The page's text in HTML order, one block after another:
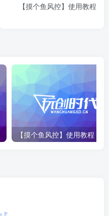
【摸个鱼风控】使用教程
【摸个鱼风控】使用教程